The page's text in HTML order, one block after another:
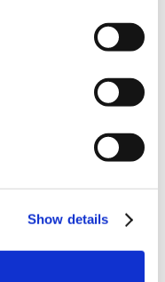
Show details